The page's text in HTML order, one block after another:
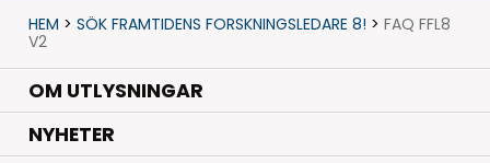
HEM > SÖK FRAMTIDENS FORSKNINGSLEDARE 8! > FAQ FFL8
V2
OM UTLYSNINGAR
NYHETER.